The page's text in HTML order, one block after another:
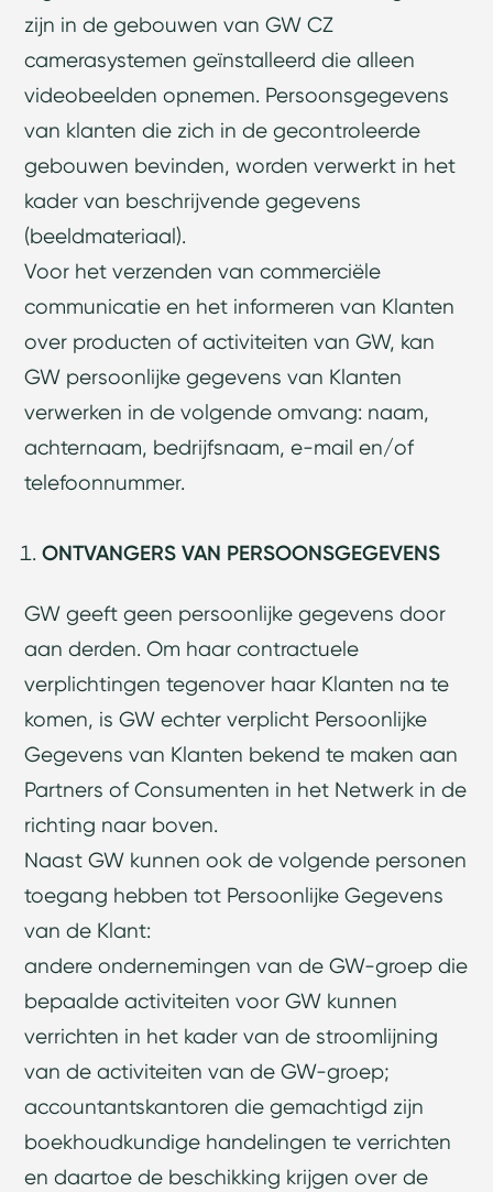
zijn in de gebouwen van GW CZ
camerasystemen geïnstalleerd die alleen
videobeelden opnemen. Persoonsgegevens
van klanten die zich in de gecontroleerde
gebouwen bevinden, worden verwerkt in het
kader van beschrijvende gegevens
(beeldmateriaal).
Voor het verzenden van commerciële
communicatie en het informeren van Klanten
over producten of activiteiten van GW, kan
GW persoonlijke gegevens van Klanten
verwerken in de volgende omvang: naam,
achternaam, bedrijfsnaam, e-mail en/of
telefoonnummer.
ONTVANGERS VAN PERSOONSGEGEVENS
GW geeft geen persoonlijke gegevens door
aan derden. Om haar contractuele
verplichtingen tegenover haar Klanten na te
komen, is GW echter verplicht Persoonlijke
Gegevens van Klanten bekend te maken aan
Partners of Consumenten in het Netwerk in de
richting naar boven.
Naast GW kunnen ook de volgende personen
toegang hebben tot Persoonlijke Gegevens
van de Klant:
andere ondernemingen van de GW-groep die
bepaalde activiteiten voor GW kunnen
verrichten in het kader van de stroomlijning
van de activiteiten van de GW-groep;
accountantskantoren die gemachtigd zijn
boekhoudkundige handelingen te verrichten
en daartoe de beschikking krijgen over de